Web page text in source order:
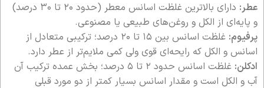
عطر:
دارای بالاترین غلظت اسانس معطر (حدود ۲۰ تا ۳۰ درصد)
و پایه‌ای از الکل و روغن‌های طبیعی یا مصنوعی.
پرفیوم:
غلظت اسانس بین ۱۵ تا ۲۰ درصد؛ ترکیبی متعادل از
اسانس و الکل که رایحه‌ای قوی ولی کمی ملایم‌تر از عطر دارد.
ادکلن:
غلظت اسانس حدود ۲ تا ۵ درصد؛ بخش عمده ترکیب آن
آب و الکل است و مقدار اسانس بسیار کمتر از دو مورد قبلی